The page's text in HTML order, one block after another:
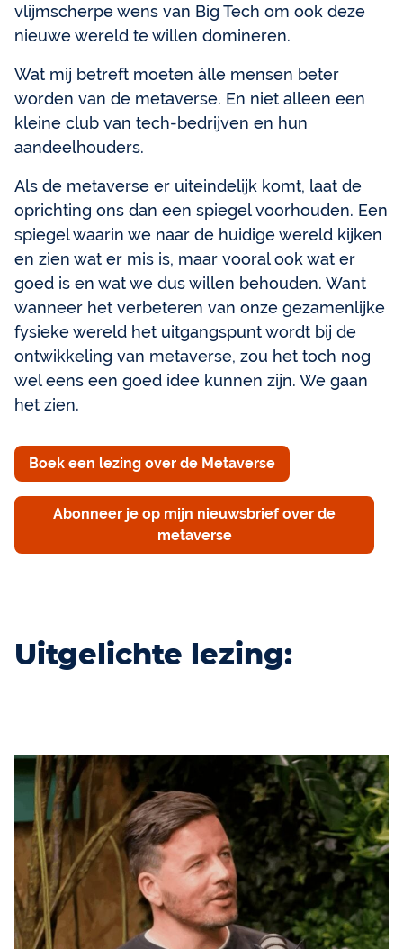
vlijmscherpe wens van Big Tech om ook deze
nieuwe wereld te willen domineren.
Wat mij betreft moeten álle mensen beter
worden van de metaverse. En niet alleen een
kleine club van tech-bedrijven en hun
aandeelhouders.
Als de metaverse er uiteindelijk komt, laat de
oprichting ons dan een spiegel voorhouden. Een
spiegel waarin we naar de huidige wereld kijken
en zien wat er mis is, maar vooral ook wat er
goed is en wat we dus willen behouden. Want
wanneer het verbeteren van onze gezamenlijke
fysieke wereld het uitgangspunt wordt bij de
ontwikkeling van metaverse, zou het toch nog
wel eens een goed idee kunnen zijn. We gaan
het zien.
Boek een lezing over de Metaverse
Abonneer je op mijn nieuwsbrief over de
metaverse
Uitgelichte lezing: